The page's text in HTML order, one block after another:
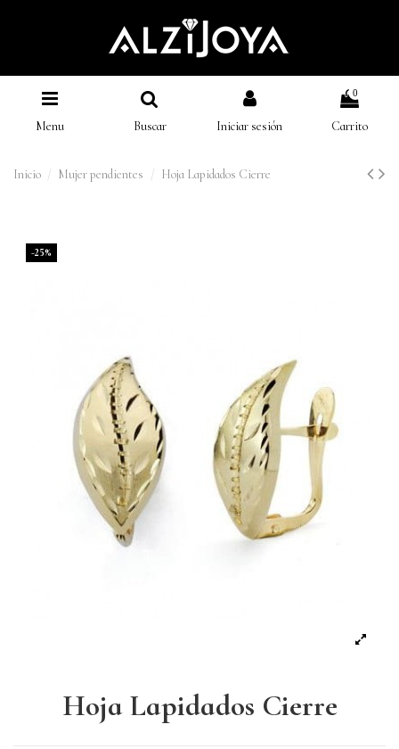
Menu Buscar Iniciar sesión
0
Carrito
Inicio Mujer pendientes Hoja Lapidados Cierre
-25%
Hoja Lapidados Cierre